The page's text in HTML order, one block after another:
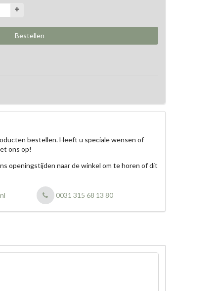
bestellen. Heeft u speciale wensen of
ons op!
openingstijden naar de winkel om te horen of dit
0031 315 68 13 80